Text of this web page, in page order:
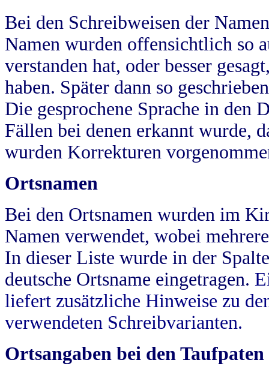
Bei den Schreibweisen der
Namen wurden offensichtlich so
verstanden hat, oder besser
haben. Später dann so
Die gesprochene Sprache in
Fällen bei denen erkannt wurde,
wurden Korrekturen
Ortsnamen
Bei den Ortsnamen wurden im
Namen verwendet, wobei
In dieser Liste wurde in der
deutsche Ortsname eingetragen.
liefert zusätzliche Hinweise zu
verwendeten Schreibvarianten.
Ortsangaben bei den Taufpaten